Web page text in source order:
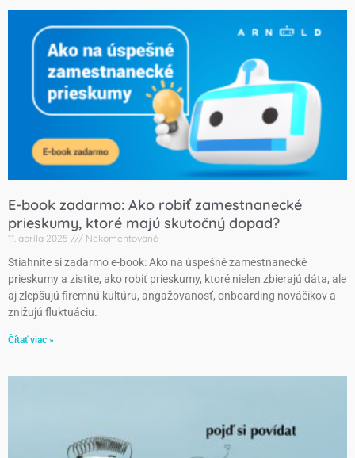
E-book zadarmo: Ako robiť zamestnanecké
prieskumy, ktoré majú skutočný dopad?
11. apríla 2025 Nekomentované
Stiahnite si zadarmo e-book: Ako na úspešné zamestnanecké
prieskumy a zistite, ako robiť prieskumy, ktoré nielen zbierajú dáta, ale
aj zlepšujú firemnú kultúru, angažovanosť, onboarding nováčikov a
znižujú fluktuáciu.
Čítať viac »